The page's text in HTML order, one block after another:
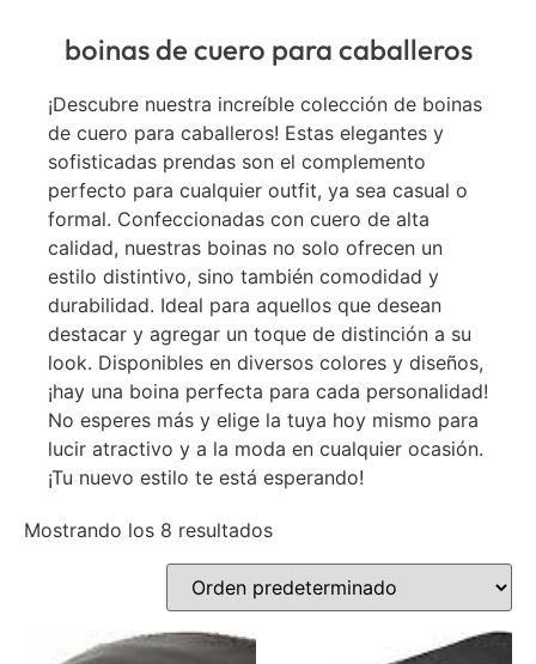
boinas de cuero para caballeros
¡Descubre nuestra increíble colección de boinas
de cuero para caballeros! Estas elegantes y
sofisticadas prendas son el complemento
perfecto para cualquier outfit, ya sea casual o
formal. Confeccionadas con cuero de alta
calidad, nuestras boinas no solo ofrecen un
estilo distintivo, sino también comodidad y
durabilidad. Ideal para aquellos que desean
destacar y agregar un toque de distinción a su
look. Disponibles en diversos colores y diseños,
¡hay una boina perfecta para cada personalidad!
No esperes más y elige la tuya hoy mismo para
lucir atractivo y a la moda en cualquier ocasión.
¡Tu nuevo estilo te está esperando!
Mostrando los 8 resultados